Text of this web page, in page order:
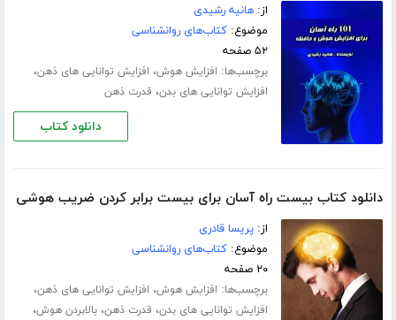
از:هانیه رشیدی
موضوع:کتاب‌های روانشناسی
۵۲ صفحه
برچسب‌ها: افزایش هوش، افزایش توانایی های ذهن،
افزایش توانایی های بدن، قدرت ذهن
دانلود کتاب
دانلود کتاب بیست راه آسان برای بیست برابر کردن ضریب هوشی
از:پریسا قادری
موضوع:کتاب‌های روانشناسی
۲۰ صفحه
برچسب‌ها: افزایش هوش، افزایش توانایی های ذهن،
افزایش توانایی های بدن، قدرت ذهن،بالابردن هوش،